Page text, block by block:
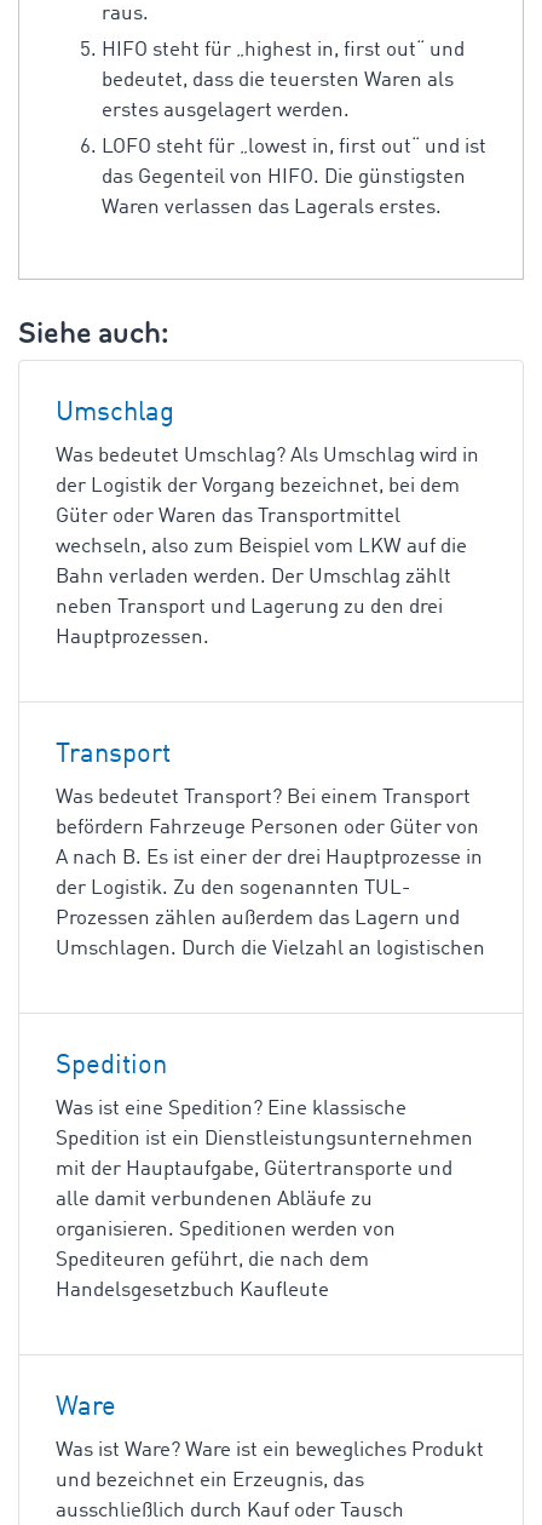
raus.
HIFO steht für „highest in, first out“ und
bedeutet, dass die teuersten Waren als
erstes ausgelagert werden.
LOFO steht für „lowest in, first out“ und ist
das Gegenteil von HIFO. Die günstigsten
Waren verlassen das Lagerals erstes.
Siehe auch:
Umschlag
Was bedeutet Umschlag? Als Umschlag wird in
der Logistik der Vorgang bezeichnet, bei dem
Güter oder Waren das Transportmittel
wechseln, also zum Beispiel vom LKW auf die
Bahn verladen werden. Der Umschlag zählt
neben Transport und Lagerung zu den drei
Hauptprozessen.
Transport
Was bedeutet Transport? Bei einem Transport
befördern Fahrzeuge Personen oder Güter von
A nach B. Es ist einer der drei Hauptprozesse in
der Logistik. Zu den sogenannten TUL-
Prozessen zählen außerdem das Lagern und
Umschlagen. Durch die Vielzahl an logistischen
Spedition
Was ist eine Spedition? Eine klassische
Spedition ist ein Dienstleistungsunternehmen
mit der Hauptaufgabe, Gütertransporte und
alle damit verbundenen Abläufe zu
organisieren. Speditionen werden von
Spediteuren geführt, die nach dem
Handelsgesetzbuch Kaufleute
Ware
Was ist Ware? Ware ist ein bewegliches Produkt
und bezeichnet ein Erzeugnis, das
ausschließlich durch Kauf oder Tausch